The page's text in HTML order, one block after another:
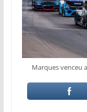
Marques venceu